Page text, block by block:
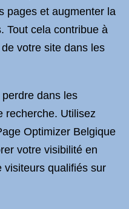
pages et augmenter la
Tout cela contribue à
votre site dans les
dans les
recherche. Utilisez
Optimizer Belgique
votre visibilité en
visiteurs qualifiés sur